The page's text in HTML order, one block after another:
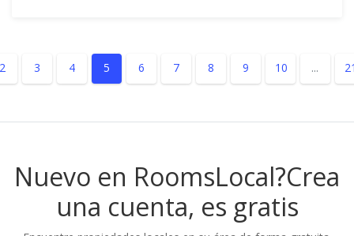
3 4 5 6 7 8 9 10 ...
Nuevo en RoomsLocal?Crea
una cuenta, es gratis